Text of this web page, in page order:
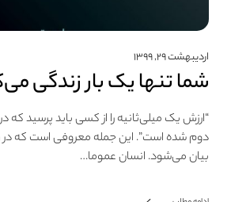
اردیبهشت ۲۹, ۱۳۹۹
شما تنها یک بار زندگی
“ارزش یک میلی‌ثانیه را از کسی باید پرسید که
دوم شده‌ است”. این جمله معروفی است که در
بیان می‌شود. انسان‌ عموما…